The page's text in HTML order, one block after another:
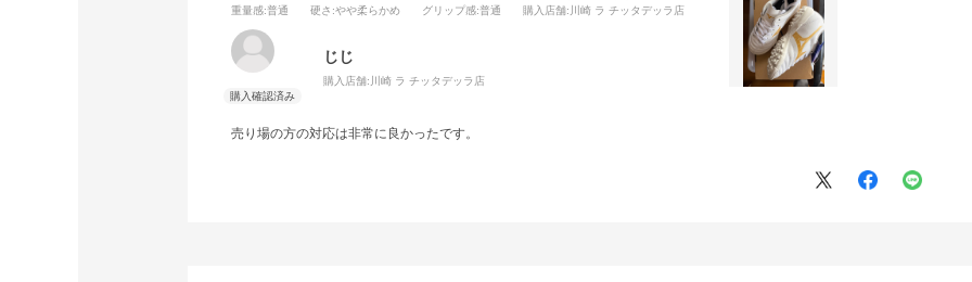
重量感:普通 硬さ :やや柔らかめ グリップ感:普通 購入店舗:川崎 ラ チッタデッラ店
じじ
購入店舗: 川崎 ラ チッタデッラ店
売り場の方の対応は非常に良かったです。